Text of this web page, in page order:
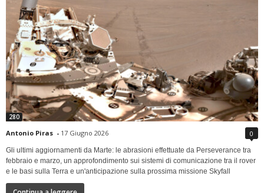
280
Antonio Piras - 17 Giugno 2026 0
Gli ultimi aggiornamenti da Marte: le abrasioni effettuate da Perseverance tra
febbraio e marzo, un approfondimento sui sistemi di comunicazione tra il rover
e le basi sulla Terra e un'anticipazione sulla prossima missione Skyfall